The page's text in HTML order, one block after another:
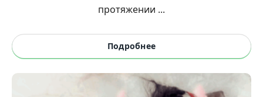
протяжении ...
Подробнее